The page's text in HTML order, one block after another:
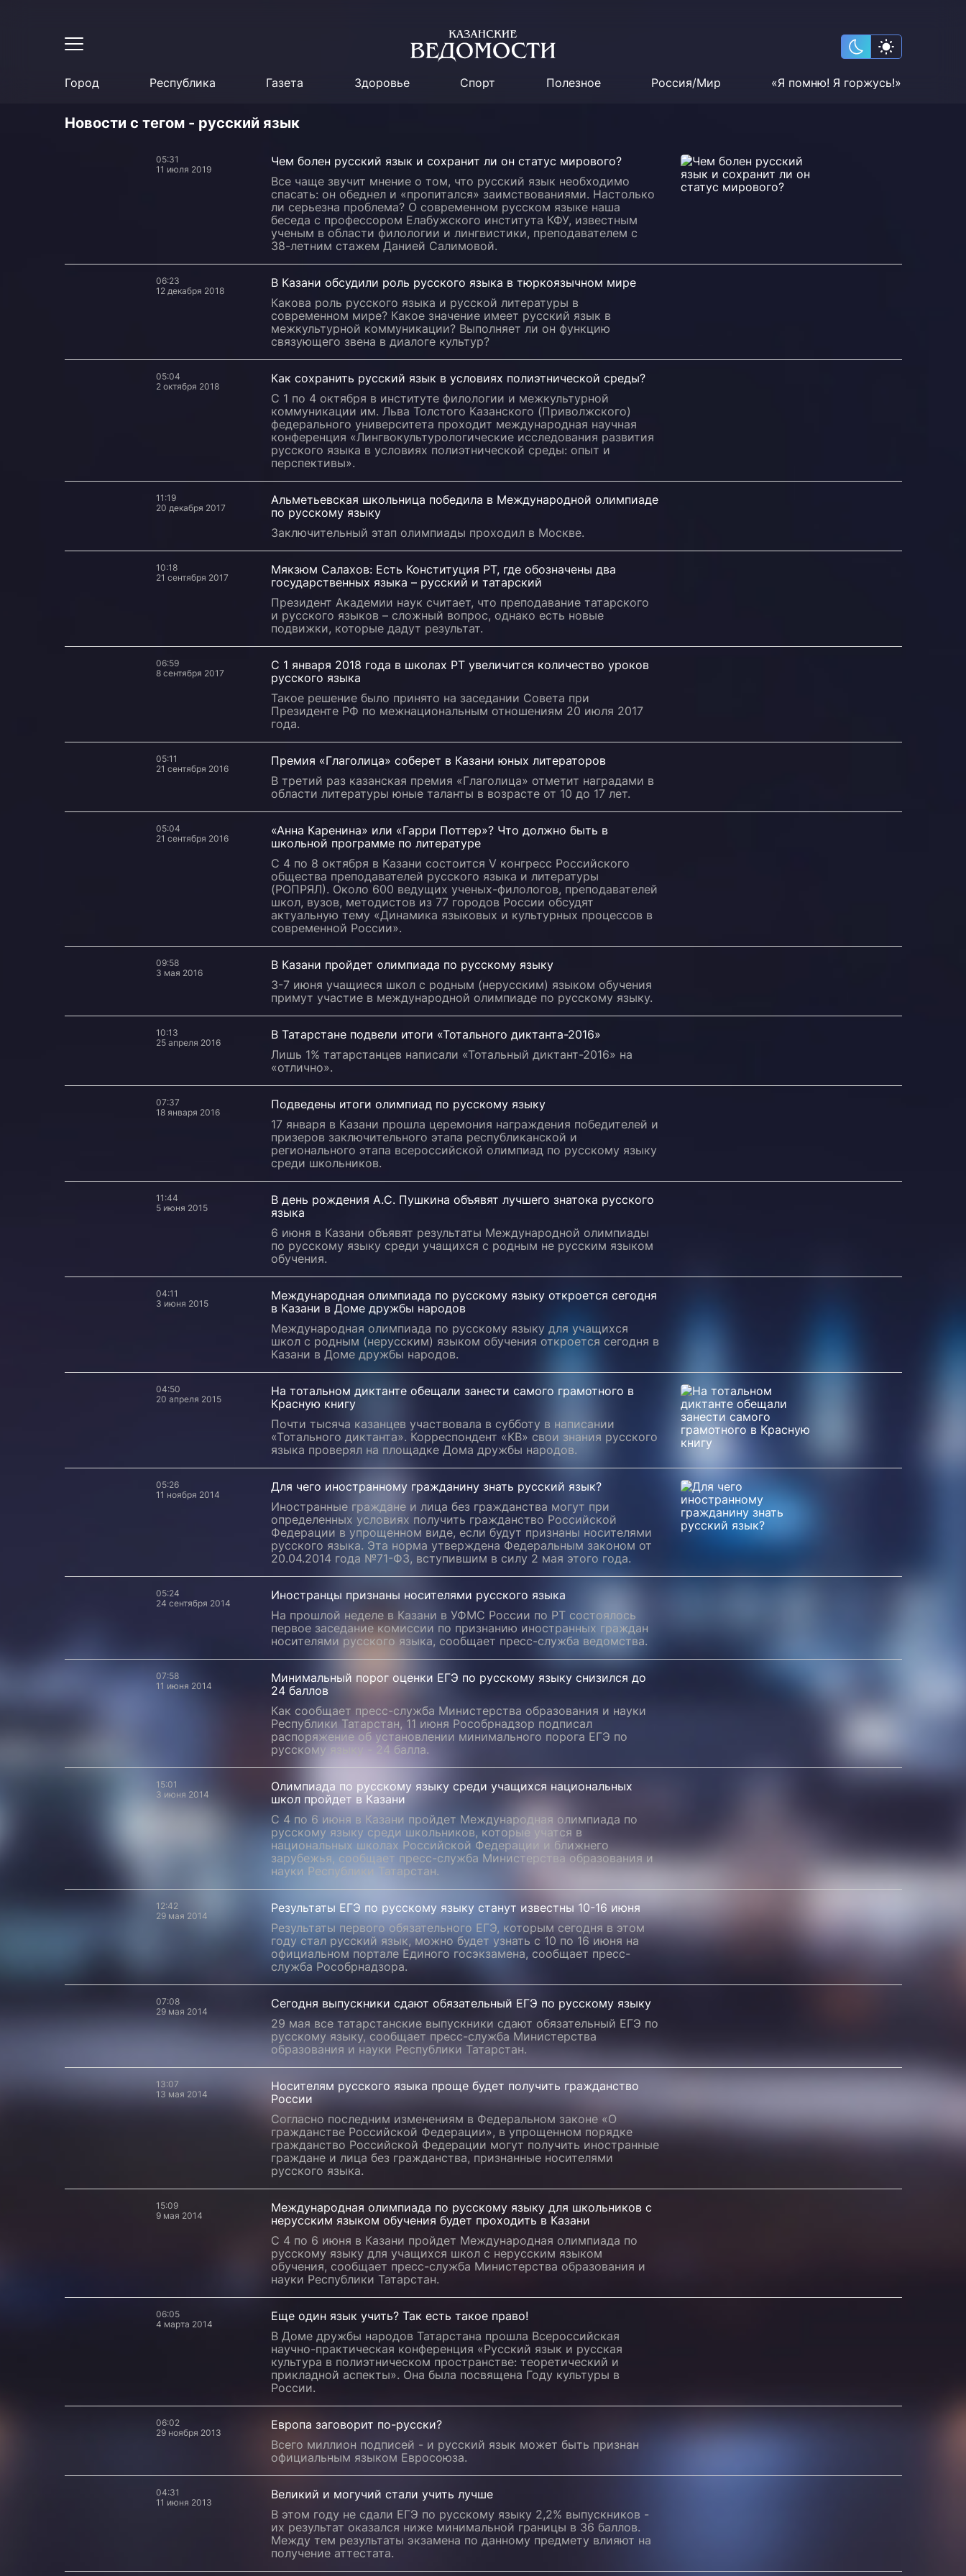
Город Республика Газета Здоровье Спорт Полезное Россия/Мир «Я помню! Я горжусь!»
Новости с тегом - русский язык
05:31
11 июля 2019
Чем болен русский язык и сохранит ли он статус мирового?
Все чаще звучит мнение о том, что русский язык необходимо
спасать: он обеднел и «пропитался» заимствованиями. Настолько
ли серьезна проблема? О современном русском языке наша
беседа с профессором Елабужского института КФУ, известным
ученым в области филологии и лингвистики, преподавателем с
38-летним стажем Данией Салимовой.
06:23
12 декабря 2018
В Казани обсудили роль русского языка в тюркоязычном мире
Какова роль русского языка и русской литературы в
современном мире? Какое значение имеет русский язык в
межкультурной коммуникации? Выполняет ли он функцию
связующего звена в диалоге культур?
05:04
2 октября 2018
Как сохранить русский язык в условиях полиэтнической среды?
С 1 по 4 октября в институте филологии и межкультурной
коммуникации им. Льва Толстого Казанского (Приволжского)
федерального университета проходит международная научная
конференция «Лингвокультурологические исследования развития
русского языка в условиях полиэтнической среды: опыт и
перспективы».
11:19
20 декабря 2017
Альметьевская школьница победила в Международной олимпиаде
по русскому языку
Заключительный этап олимпиады проходил в Москве.
10:18
21 сентября 2017
Мякзюм Салахов: Есть Конституция РТ, где обозначены два
государственных языка – русский и татарский
Президент Академии наук считает, что преподавание татарского
и русского языков – сложный вопрос, однако есть новые
подвижки, которые дадут результат.
06:59
8 сентября 2017
С 1 января 2018 года в школах РТ увеличится количество уроков
русского языка
Такое решение было принято на заседании Совета при
Президенте РФ по межнациональным отношениям 20 июля 2017
года.
05:11
21 сентября 2016
Премия «Глаголица» соберет в Казани юных литераторов
В третий раз казанская премия «Глаголица» отметит наградами в
области литературы юные таланты в возрасте от 10 до 17 лет.
05:04
21 сентября 2016
«Анна Каренина» или «Гарри Поттер»? Что должно быть в
школьной программе по литературе
С 4 по 8 октября в Казани состоится V конгресс Российского
общества преподавателей русского языка и литературы
(РОПРЯЛ). Около 600 ведущих ученых-филологов, преподавателей
школ, вузов, методистов из 77 городов России обсудят
актуальную тему «Динамика языковых и культурных процессов в
современной России».
09:58
3 мая 2016
В Казани пройдет олимпиада по русскому языку
3-7 июня учащиеся школ с родным (нерусским) языком обучения
примут участие в международной олимпиаде по русскому языку.
10:13
25 апреля 2016
В Татарстане подвели итоги «Тотального диктанта-2016»
Лишь 1% татарстанцев написали «Тотальный диктант-2016» на
«отлично».
07:37
18 января 2016
Подведены итоги олимпиад по русскому языку
17 января в Казани прошла церемония награждения победителей и
призеров заключительного этапа республиканской и
регионального этапа всероссийской олимпиад по русскому языку
среди школьников.
11:44
5 июня 2015
В день рождения А.С. Пушкина объявят лучшего знатока русского
языка
6 июня в Казани объявят результаты Международной олимпиады
по русскому языку среди учащихся с родным не русским языком
обучения.
04:11
3 июня 2015
Международная олимпиада по русскому языку откроется сегодня
в Казани в Доме дружбы народов
Международная олимпиада по русскому языку для учащихся
школ с родным (нерусским) языком обучения откроется сегодня в
Казани в Доме дружбы народов.
04:50
20 апреля 2015
На тотальном диктанте обещали занести самого грамотного в
Красную книгу
Почти тысяча казанцев участвовала в субботу в написании
«Тотального диктанта». Корреспондент «КВ» свои знания русского
языка проверял на площадке Дома дружбы народов.
05:26
11 ноября 2014
Для чего иностранному гражданину знать русский язык?
Иностранные граждане и лица без гражданства могут при
определенных условиях получить гражданство Российской
Федерации в упрощенном виде, если будут признаны носителями
русского языка. Эта норма утверждена Федеральным законом от
20.04.2014 года №71-ФЗ, вступившим в силу 2 мая этого года.
05:24
24 сентября 2014
Иностранцы признаны носителями русского языка
На прошлой неделе в Казани в УФМС России по РТ состоялось
первое заседание комиссии по признанию иностранных граждан
носителями русского языка, сообщает пресс-служба ведомства.
07:58
11 июня 2014
Минимальный порог оценки ЕГЭ по русскому языку снизился до
24 баллов
Как сообщает пресс-служба Министерства образования и науки
Республики Татарстан, 11 июня Рособрнадзор подписал
распоряжение об установлении минимального порога ЕГЭ по
русскому языку - 24 балла.
15:01
3 июня 2014
Олимпиада по русскому языку среди учащихся национальных
школ пройдет в Казани
С 4 по 6 июня в Казани пройдет Международная олимпиада по
русскому языку среди школьников, которые учатся в
национальных школах Российской Федерации и ближнего
зарубежья, сообщает пресс-служба Министерства образования и
науки Республики Татарстан.
12:42
29 мая 2014
Результаты ЕГЭ по русскому языку станут известны 10-16 июня
Результаты первого обязательного ЕГЭ, которым сегодня в этом
году стал русский язык, можно будет узнать с 10 по 16 июня на
официальном портале Единого госэкзамена, сообщает пресс-
служба Рособрнадзора.
07:08
29 мая 2014
Сегодня выпускники сдают обязательный ЕГЭ по русскому языку
29 мая все татарстанские выпускники сдают обязательный ЕГЭ по
русскому языку, сообщает пресс-служба Министерства
образования и науки Республики Татарстан.
13:07
13 мая 2014
Носителям русского языка проще будет получить гражданство
России
Согласно последним изменениям в Федеральном законе «О
гражданстве Российской Федерации», в упрощенном порядке
гражданство Российской Федерации могут получить иностранные
граждане и лица без гражданства, признанные носителями
русского языка.
15:09
9 мая 2014
Международная олимпиада по русскому языку для школьников с
нерусским языком обучения будет проходить в Казани
С 4 по 6 июня в Казани пройдет Международная олимпиада по
русскому языку для учащихся школ с нерусским языком
обучения, сообщает пресс-служба Министерства образования и
науки Республики Татарстан.
06:05
4 марта 2014
Еще один язык учить? Так есть такое право!
В Доме дружбы народов Татарстана прошла Всероссийская
научно-практическая конференция «Русский язык и русская
культура в полиэтническом пространстве: теоретический и
прикладной аспекты». Она была посвящена Году культуры в
России.
06:02
29 ноября 2013
Европа заговорит по-русски?
Всего миллион подписей - и русский язык может быть признан
официальным языком Евросоюза.
04:31
11 июня 2013
Великий и могучий стали учить лучше
В этом году не сдали ЕГЭ по русскому языку 2,2% выпускников -
их результат оказался ниже минимальной границы в 36 баллов.
Между тем результаты экзамена по данному предмету влияют на
получение аттестата.